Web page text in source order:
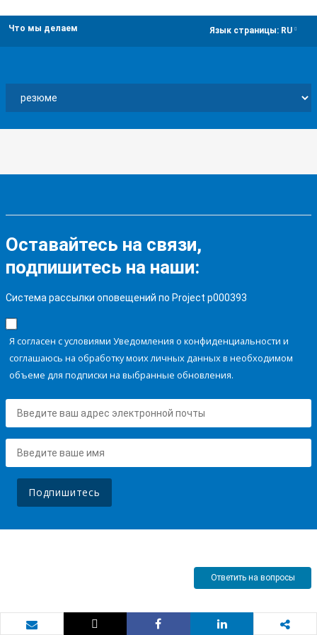
Что мы делаем Язык страницы: RU
Оставайтесь на связи,
подпишитесь на наши:
Система рассылки оповещений по Project p000393
Я согласен с условиями Уведомления о конфиденциальности и
соглашаюсь на обработку моих личных данных в необходимом
объеме для подписки на выбранные обновления.
Подпишитесь
Ответить на вопросы